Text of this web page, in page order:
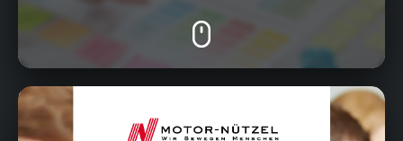
Nürnberger Str. 95, 95448 Bayreuth